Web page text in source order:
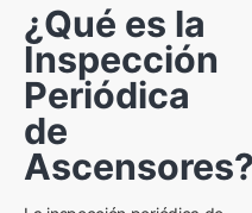
¿Qué es la
Inspección
Periódica
de
Ascensores?